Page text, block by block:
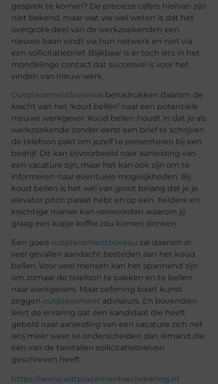
gesprek te komen? De precieze cijfers hiervan zijn
niet bekend, maar wat we wel weten is dat het
overgrote deel van de werkzoekenden een
nieuwe baan vindt via hun netwerk en niet via
een sollicitatiebrief. Blijkbaar is er toch iets in het
mondelinge contact dat succesvol is voor het
vinden van nieuw werk.
Outplacementbureaus benadrukken daarom de
kracht van het ‘koud bellen’ naar een potentiële
nieuwe werkgever. Koud bellen houdt in dat je als
werkzoekende zonder eerst een brief te schrijven
de telefoon pakt om jezelf te presenteren bij een
bedrijf. Dit kan bijvoorbeeld naar aanleiding van
een vacature zijn, maar het kan ook zijn om te
informeren naar eventuele mogelijkheden. Bij
koud bellen is het wel van groot belang dat je je
elevator pitch paraat hebt en op een heldere en
krachtige manier kan verwoorden waarom jij
graag een kopje koffie zou komen drinken.
Een goed outplacementbureau zal daarom in
veel gevallen aandacht besteden aan het koud
bellen. Voor veel mensen kan het spannend zijn
om zomaar de telefoon te pakken en te bellen
naar werkgevers. Maar oefening baart kunst
zeggen outplacement adviseurs. En bovendien
leert de ervaring dat een kandidaat die heeft
gebeld naar aanleiding van een vacature zich net
iets meer weet te onderscheiden dan iemand die
één van de tientallen sollicitatiebrieven
geschreven heeft.
https://www.outplacementverzekering.nl